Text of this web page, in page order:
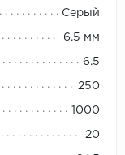
Серый
6.5 мм
6.5
250
1000
20